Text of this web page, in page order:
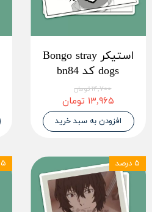
استیکر Bongo stray
dogs کد bn84
۱۴,۷۰۰ تومان
۱۳,۹۶۵ تومان
افزودن به سبد خرید
۵ درصد ۵ درصد